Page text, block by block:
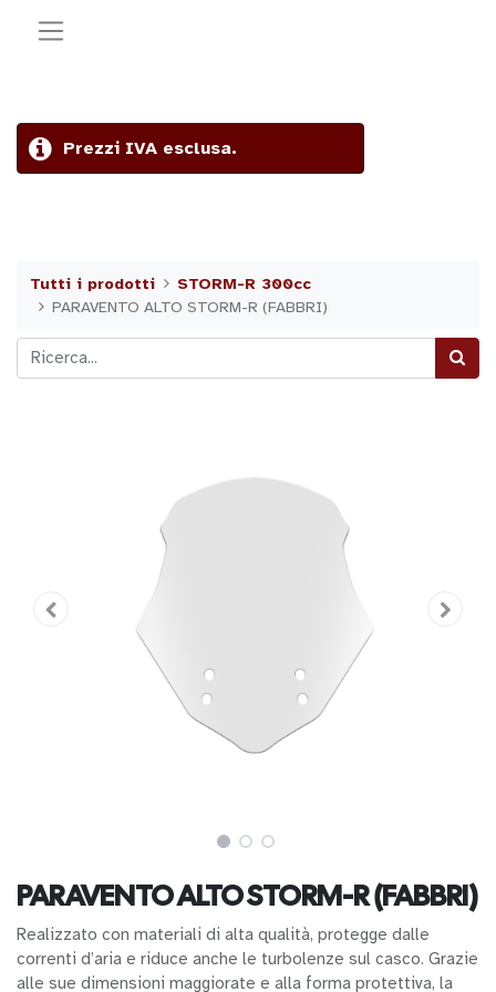
Prezzi IVA esclusa.
Tutti i prodotti
STORM-R 300cc
PARAVENTO ALTO STORM-R (FABBRI)
PARAVENTO ALTO STORM-R (FABBRI)
Realizzato con materiali di alta qualità, protegge dalle
correnti d’aria e riduce anche le turbolenze sul casco. Grazie
alle sue dimensioni maggiorate e alla forma protettiva, la